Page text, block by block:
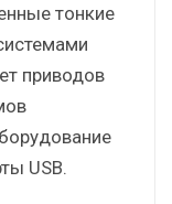
тонкие
приводов
USB.